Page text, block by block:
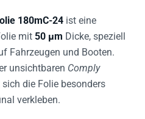
180mC-24 ist eine
mit 50 µm Dicke, speziell
Fahrzeugen und Booten.
unsichtbaren Comply
die Folie besonders
verkleben.